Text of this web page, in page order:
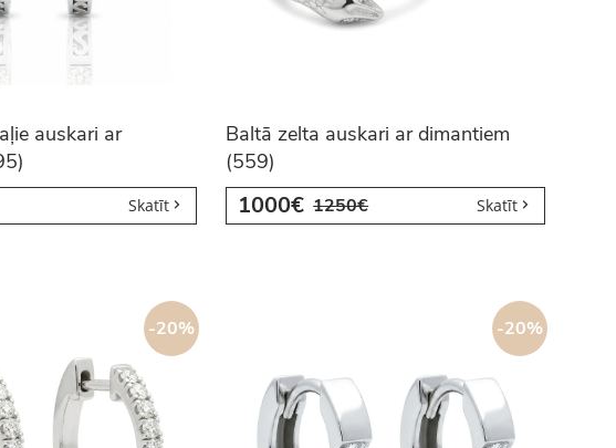
auskari ar
Skatīt
Baltā zelta auskari ar dimantiem
(559)
1000€ 1250€ Skatīt
-20% -20%